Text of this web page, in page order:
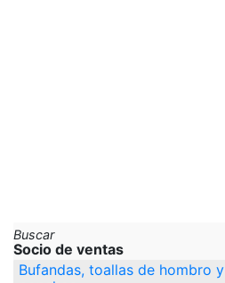
Buscar
Socio de ventas
Bufandas, toallas de hombro y